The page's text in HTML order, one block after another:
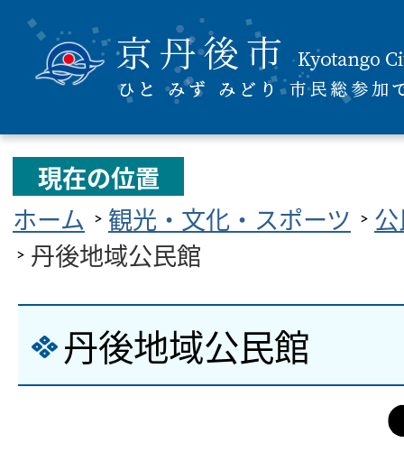
現在の位置
ホーム
観光・文化・スポーツ
丹後地域公民館
丹後地域公民館